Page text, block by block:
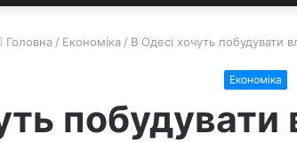
Головна / Економіка / В Одесі хочуть побудувати
Економіка
побудувати